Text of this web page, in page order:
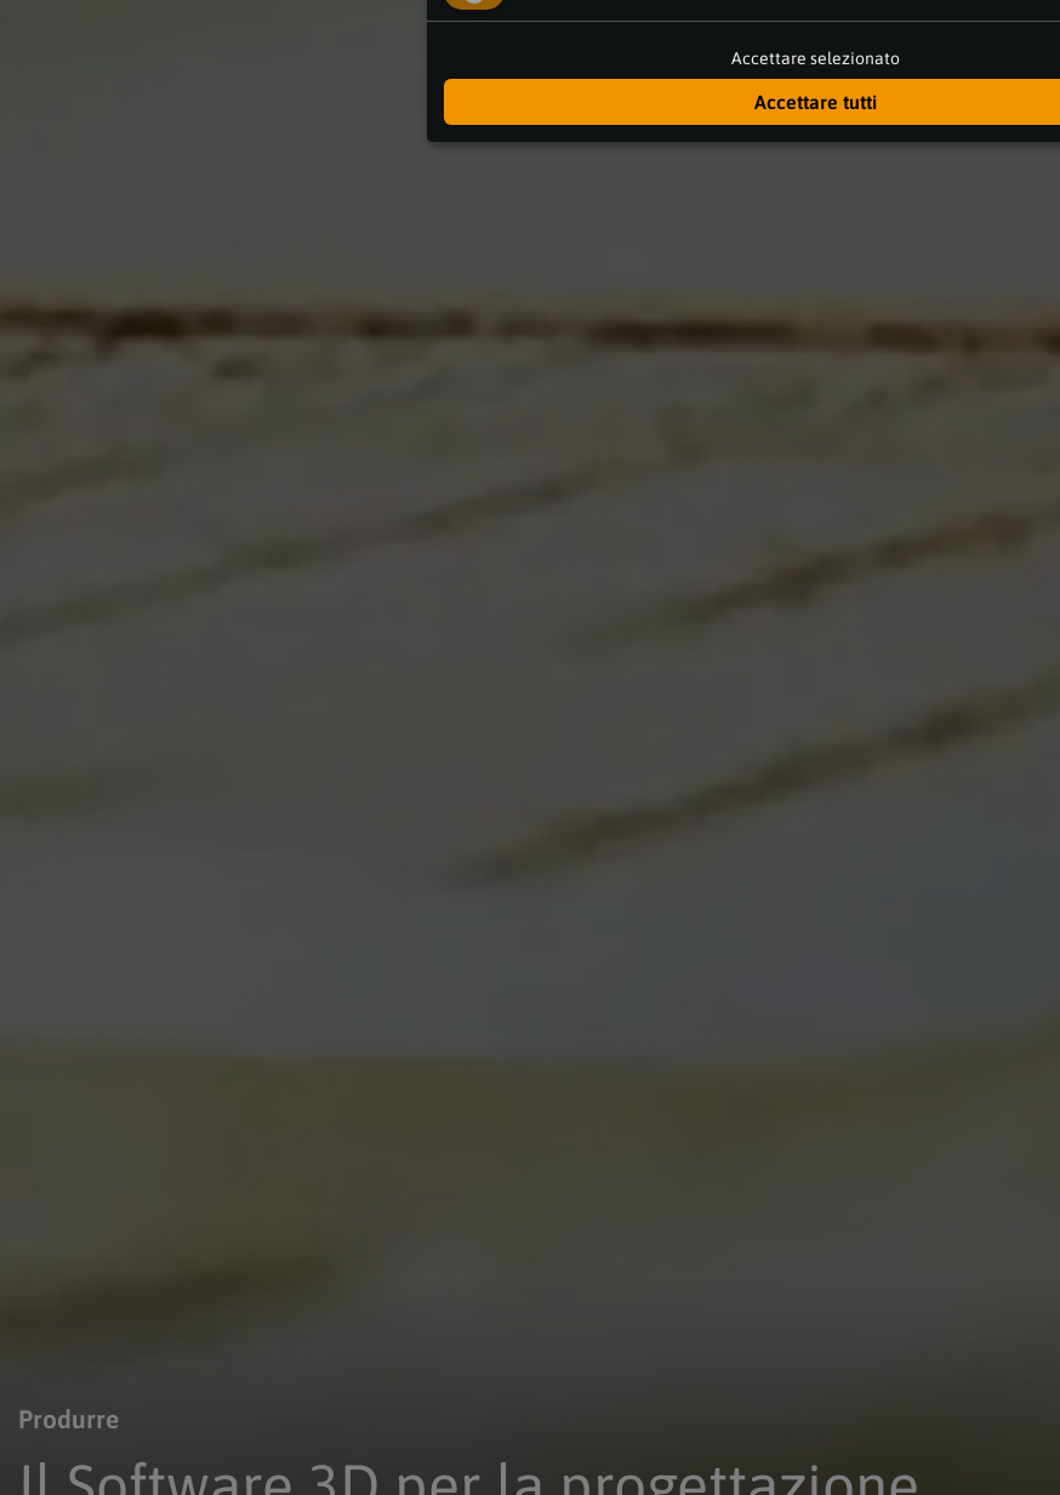
Produrre
Accettare selezionato
Accettare tutti